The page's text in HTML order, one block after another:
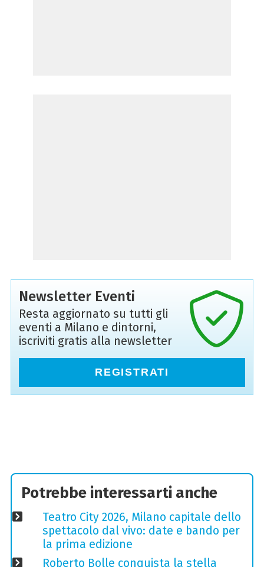
Newsletter Eventi
Resta aggiornato su tutti gli
eventi a Milano e dintorni,
iscriviti gratis alla newsletter
REGISTRATI
Potrebbe interessarti anche
Teatro City 2026, Milano capitale dello
spettacolo dal vivo: date e bando per
la prima edizione
Roberto Bolle conquista la stella